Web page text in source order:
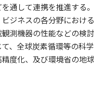
通して連携を推進する
ジネスの各分野におけ
測機器の性能などの検討
、全球炭素循環等の科
度化、及び環境省の地